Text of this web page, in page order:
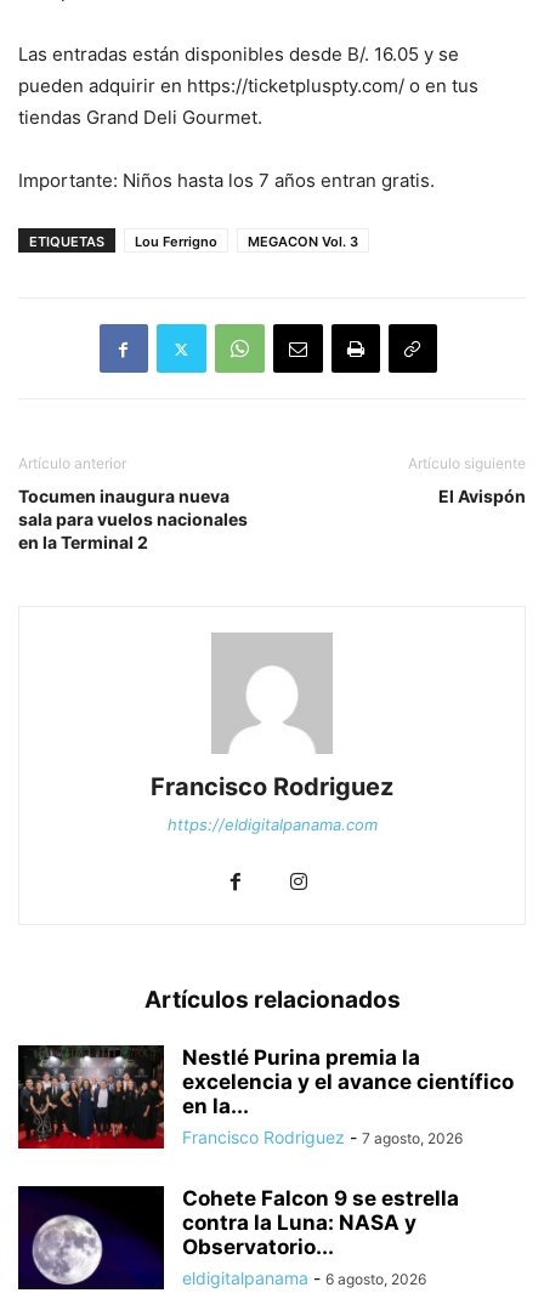
Las entradas están disponibles desde B/. 16.05 y se
pueden adquirir en https://ticketpluspty.com/ o en tus
tiendas Grand Deli Gourmet.
Importante: Niños hasta los 7 años entran gratis.
ETIQUETAS Lou Ferrigno MEGACON Vol. 3
Artículo anterior
Tocumen inaugura nueva
sala para vuelos nacionales
en la Terminal 2
Artículo siguiente
El Avispón
Francisco Rodriguez
https://eldigitalpanama.com
Artículos relacionados
Nestlé Purina premia la
excelencia y el avance científico
en la...
Francisco Rodriguez - 7 agosto, 2026
Cohete Falcon 9 se estrella
contra la Luna: NASA y
Observatorio...
eldigitalpanama - 6 agosto, 2026